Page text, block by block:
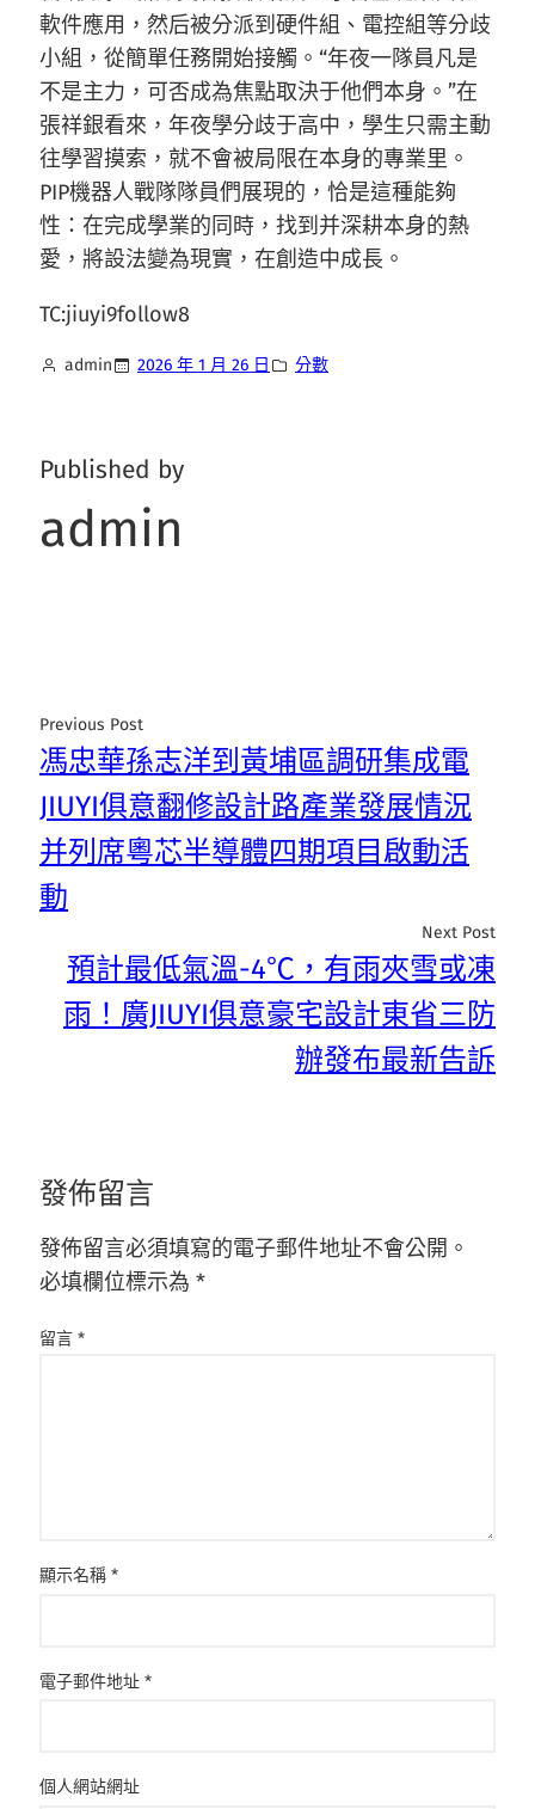
軟件應用，然后被分派到硬件組、電控組等分歧
小組，從簡單任務開始接觸。“年夜一隊員凡是
不是主力，可否成為焦點取決于他們本身。”在
張祥銀看來，年夜學分歧于高中，學生只需主動
往學習摸索，就不會被局限在本身的專業里。
PIP機器人戰隊隊員們展現的，恰是這種能夠
性：在完成學業的同時，找到并深耕本身的熱
愛，將設法變為現實，在創造中成長。
TC:jiuyi9follow8
admin 2026 年 1 月 26 日 分數
Published by
admin
Previous Post
馮忠華孫志洋到黃埔區調研集成電
JIUYI俱意翻修設計路產業發展情況
并列席粵芯半導體四期項目啟動活
動
Next Post
預計最低氣溫-4℃，有雨夾雪或凍
雨！廣JIUYI俱意豪宅設計東省三防
辦發布最新告訴
發佈留言
發佈留言必須填寫的電子郵件地址不會公開。
必填欄位標示為 *
留言 *
顯示名稱 *
電子郵件地址 *
個人網站網址